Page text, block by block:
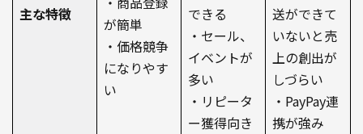
主な特徴
が簡単
・価格競争
になりやす
い
できる
・セール、
イベントが
多い
・リピータ
ー獲得向き
送ができて
いないと売
上の創出が
しづらい
・PayPay連
携が強み